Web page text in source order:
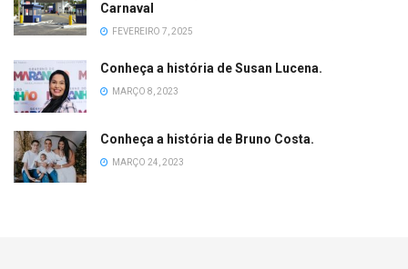
Carnaval
FEVEREIRO 7, 2025
Conheça a história de Susan Lucena.
MARÇO 8, 2023
Conheça a história de Bruno Costa.
MARÇO 24, 2023